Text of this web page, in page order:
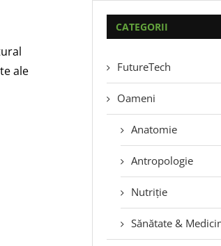
ale
CATEGORII
FutureTech
Oameni
Anatomie
Antropologie
Nutriție
Sănătate &